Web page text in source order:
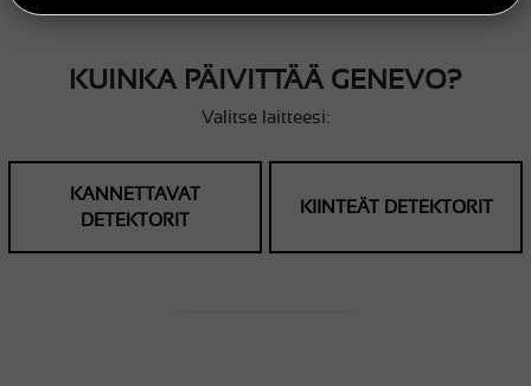
KUINKA PÄIVITTÄÄ GENEVO?
Valitse laitteesi:
KANNETTAVAT
DETEKTORIT
KIINTEÄT DETEKTORIT